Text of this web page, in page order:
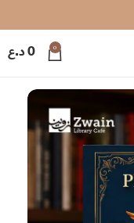
0
0د.ع